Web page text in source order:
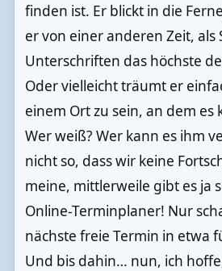
finden ist. Er blickt in die
er von einer anderen Zeit, als
Unterschriften das höchste
Oder vielleicht träumt er
einem Ort zu sein, an dem es
Wer weiß? Wer kann es ihm
nicht so, dass wir keine
meine, mittlerweile gibt es ja
Online-Terminplaner! Nur
nächste freie Termin in etwa
Und bis dahin… nun, ich